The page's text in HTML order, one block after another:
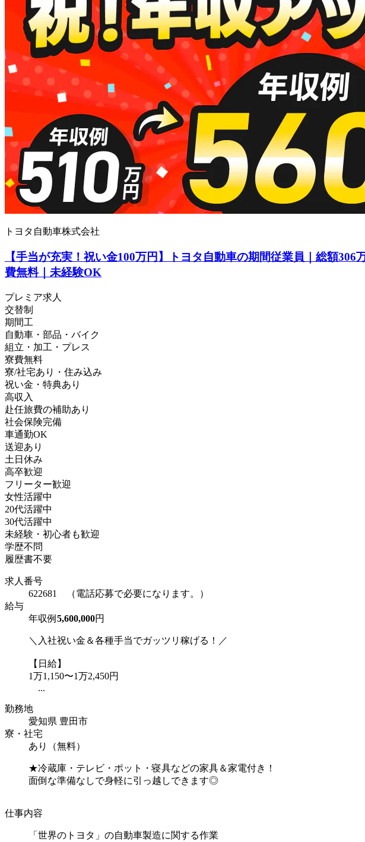
トヨタ自動車株式会社
【手当が充実！祝い金100万円】トヨタ自動車の期間従業員｜総額
費無料｜未経験OK
プレミア求人
交替制
期間工
自動車・部品・バイク
組立・加工・プレス
寮費無料
寮/社宅あり・住み込み
祝い金・特典あり
高収入
赴任旅費の補助あり
社会保険完備
車通勤OK
送迎あり
土日休み
高卒歓迎
フリーター歓迎
女性活躍中
20代活躍中
30代活躍中
未経験・初心者も歓迎
学歴不問
履歴書不要
求人番号
622681 （電話応募で必要になります。）
給与
年収例 5,600,000円
＼入社祝い金＆各種手当でガッツリ稼げる！／
【日給】
1万1,150〜1万2,450円
...
勤務地
愛知県 豊田市
寮・社宅
あり（無料）
★冷蔵庫・テレビ・ポット・寝具などの家具＆家電付き！
面倒な準備なしで身軽に引っ越しできます◎
仕事内容
「世界のトヨタ」の自動車製造に関する作業